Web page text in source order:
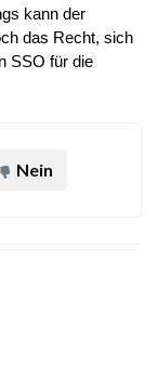
kann der
das Recht, sich
SSO für die
Nein